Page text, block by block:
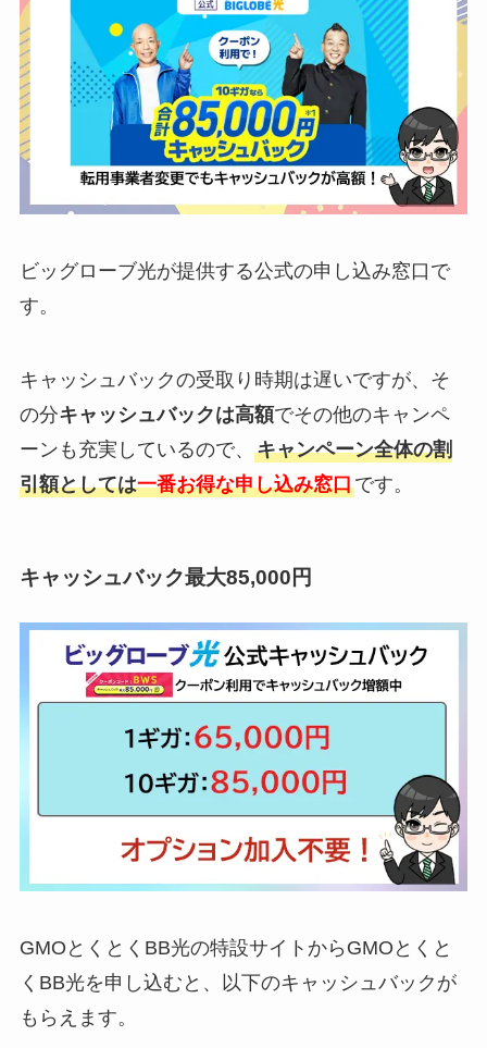
ビッグローブ光が提供する公式の申し込み窓口で
す。
キャッシュバックの受取り時期は遅いですが、そ
の分キャッシュバックは高額でその他のキャンペ
ーンも充実しているので、 キャンペーン全体の割
引額としては一番お得な申し込み窓口です。
キャッシュバック最大85,000円
GMOとくとくBB光の特設サイトからGMOとくと
くBB光を申し込むと、以下のキャッシュバックが
もらえます。